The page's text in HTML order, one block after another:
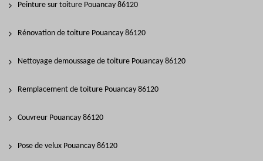
Peinture sur toiture Pouancay 86120
Rénovation de toiture Pouancay 86120
Nettoyage demoussage de toiture Pouancay 86120
Remplacement de toiture Pouancay 86120
Couvreur Pouancay 86120
Pose de velux Pouancay 86120